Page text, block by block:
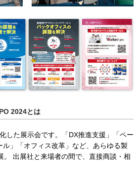
2024とは
した展示会です。「DX推進支援」「ペー
ル」「オフィス改革」など、あらゆる製
。 出展社と来場者の間で、直接商談・相